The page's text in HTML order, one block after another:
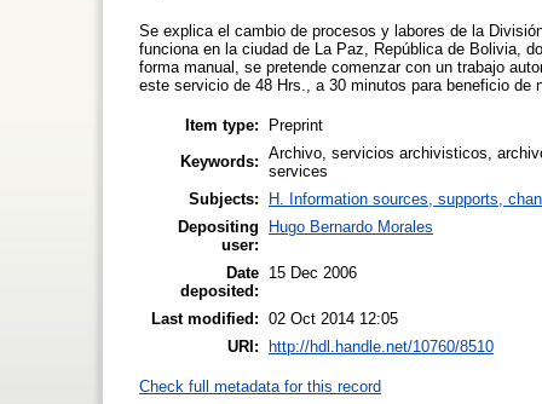
Se explica el cambio de procesos y labores de la
funciona en la ciudad de La Paz, República de Bolivia,
forma manual, se pretende comenzar con un trabajo
este servicio de 48 Hrs., a 30 minutos para beneficio de
Item type:
Preprint
Keywords: Archivo, servicios archivisticos,
services
Subjects:
H. Information sources, supports,
Depositing
user:
Hugo Bernardo Morales
Date
deposited:
15 Dec 2006
Last modified: 02 Oct 2014 12:05
URI:
http://hdl.handle.net/10760/8510
Check full metadata for this record